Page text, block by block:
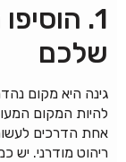
1.
שלכם
גינה היא מקום
להיות המקום
אחת הדרכים
ריהוט מודרני. יש